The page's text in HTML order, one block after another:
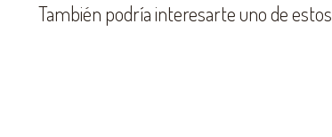
También podría interesarte uno de estos